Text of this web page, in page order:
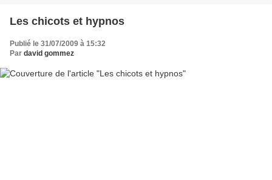
Les chicots et hypnos
Publié le 31/07/2009 à 15:32
Par david gommez